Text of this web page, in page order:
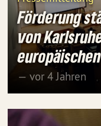
Förderung
von
— vor 4 Jahren